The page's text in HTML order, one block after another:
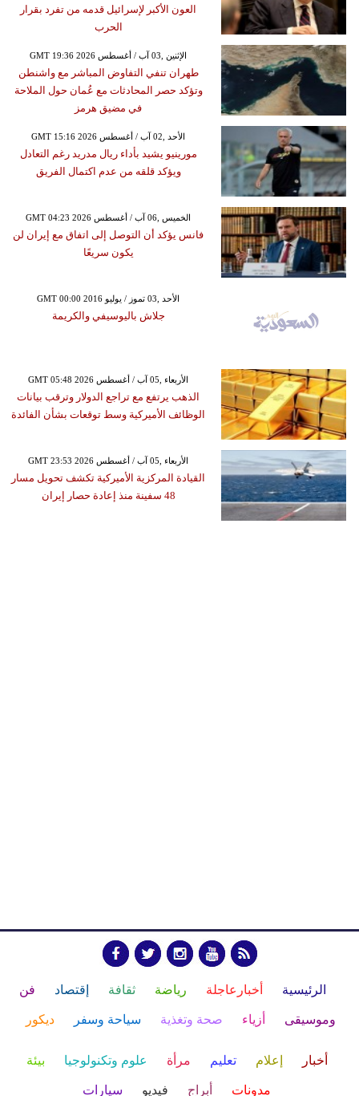
العون الأكبر لإسرائيل قدمه من تفرد بقرار
الحرب
GMT 19:36 2026 الإثنين ,03 آب / أغسطس
طهران تنفي التفاوض المباشر مع واشنطن
وتؤكد حصر المحادثات مع عُمان حول الملاحة
في مضيق هرمز
GMT 15:16 2026 الأحد ,02 آب / أغسطس
مورينيو يشيد بأداء ريال مدريد رغم التعادل
ويؤكد قلقه من عدم اكتمال الفريق
GMT 04:23 2026 الخميس ,06 آب / أغسطس
فانس يؤكد أن التوصل إلى اتفاق مع إيران لن
يكون سريعًا
GMT 00:00 2016 الأحد ,03 تموز / يوليو
جلاش باليوسيفي والكريمة
GMT 05:48 2026 الأربعاء ,05 آب / أغسطس
الذهب يرتفع مع تراجع الدولار وترقب بيانات
الوظائف الأميركية وسط توقعات بشأن الفائدة
GMT 23:53 2026 الأربعاء ,05 آب / أغسطس
القيادة المركزية الأميركية تكشف تحويل مسار
48 سفينة منذ إعادة حصار إيران
الرئيسية أخبارعاجلة رياضة ثقافة إقتصاد فن
وموسيقى أزياء صحة وتغذية سياحة وسفر ديكور
أخبار إعلام تعليم مرأة علوم وتكنولوجيا بيئة
مدونات أبراج فيديو سيارات